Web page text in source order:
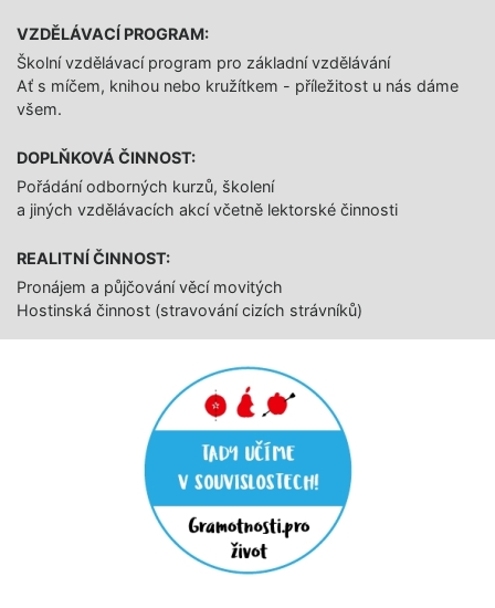
VZDĚLÁVACÍ PROGRAM:
Školní vzdělávací program pro základní vzdělávání
Ať s míčem, knihou nebo kružítkem - příležitost u nás dáme
všem.
DOPLŇKOVÁ ČINNOST:
Pořádání odborných kurzů, školení
a jiných vzdělávacích akcí včetně lektorské činnosti
REALITNÍ ČINNOST:
Pronájem a půjčování věcí movitých
Hostinská činnost (stravování cizích strávníků)